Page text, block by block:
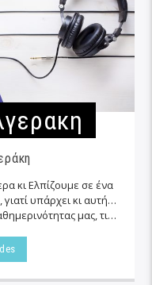
κι Ελπίζουμε σε ένα
μας, τις